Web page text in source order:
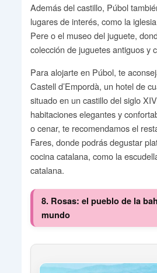
Además del castillo, Púbol
lugares de interés, como la
Pere o el museo del juguete,
colección de juguetes antiguos y
Para alojarte en Púbol, te
Castell d’Empordà, un hotel de
situado en un castillo del siglo
habitaciones elegantes y
o cenar, te recomendamos el
Fares, donde podrás degustar
cocina catalana, como la
catalana.
8. Rosas: el pueblo de la
mundo